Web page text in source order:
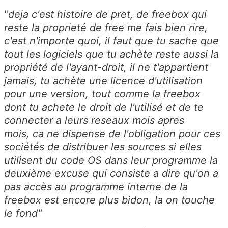
"deja c'est histoire de pret, de freebox qui
reste la proprieté de free me fais bien rire,
c'est n'importe quoi, il faut que tu sache que
tout les logiciels que tu achète reste aussi la
propriété de l'ayant-droit, il ne t'appartient
jamais, tu achète une licence d'utilisation
pour une version, tout comme la freebox
dont tu achete le droit de l'utilisé et de te
connecter a leurs reseaux mois apres
mois, ca ne dispense de l'obligation pour ces
sociétés de distribuer les sources si elles
utilisent du code OS dans leur programme la
deuxième excuse qui consiste a dire qu'on a
pas accès au programme interne de la
freebox est encore plus bidon, la on touche
le fond"